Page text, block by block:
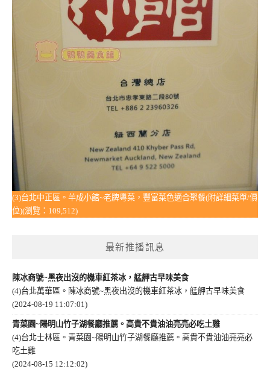
(3)台北中正區。羊成小館~老牌粵菜，豐富菜色適合聚餐(附詳細菜單/價
位)(瀏覽：109,512)
最新推播訊息
陳冰商號~黑夜出沒的機車紅茶冰，艋舺古早味美食
(4)台北萬華區。陳冰商號~黑夜出沒的機車紅茶冰，艋舺古早味美食
(2024-08-19 11:07:01)
青菜園~陽明山竹子湖餐廳推薦。高貴不貴油油亮亮必吃土雞
(4)台北士林區。青菜園~陽明山竹子湖餐廳推薦。高貴不貴油油亮亮必
吃土雞
(2024-08-15 12:12:02)